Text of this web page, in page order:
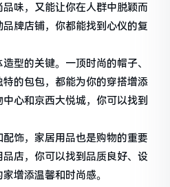
味，又能让你在人群中脱颖而
牌店铺，你都能找到心仪的复
型的关键。一顶时尚的帽子、
的包包，都能为你的穿搭增添
心和京西大悦城，你可以找到
饰，家居用品也是购物的重要
店，你可以找到品质良好、设
增添温馨和时尚感。